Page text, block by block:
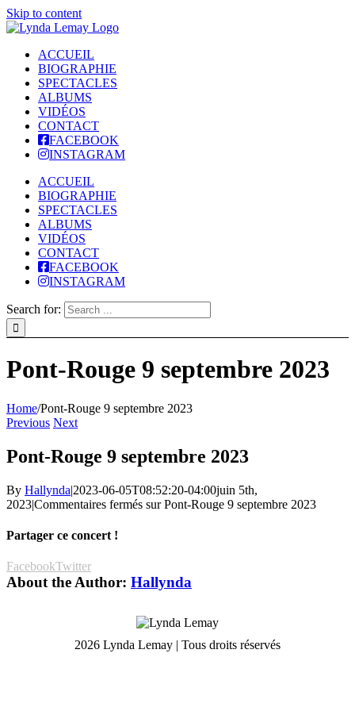
Skip to content
ACCUEIL
BIOGRAPHIE
SPECTACLES
ALBUMS
VIDÉOS
CONTACT
FACEBOOK
INSTAGRAM
ACCUEIL
BIOGRAPHIE
SPECTACLES
ALBUMS
VIDÉOS
CONTACT
FACEBOOK
INSTAGRAM
Search for:
Pont-Rouge 9 septembre 2023
Home/Pont-Rouge 9 septembre 2023
Previous Next
Pont-Rouge 9 septembre 2023
By Hallynda|2023-06-05T08:52:20-04:00juin 5th,
2023|Commentaires fermés sur Pont-Rouge 9 septembre 2023
Partager ce concert !
FacebookTwitter
About the Author: Hallynda
2026 Lynda Lemay | Tous droits réservés